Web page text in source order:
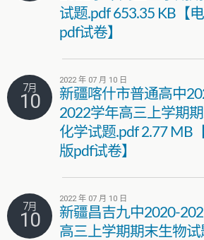
试题.pdf 653.35 KB【
pdf试卷】
7月
10
2022 年 07 月 10 日
新疆喀什市普通高中
2022学年高三上学期
化学试题.pdf 2.77 MB
版pdf试卷】
7月
10
2022 年 07 月 10 日
新疆昌吉九中2020-
高三上学期期末生物试